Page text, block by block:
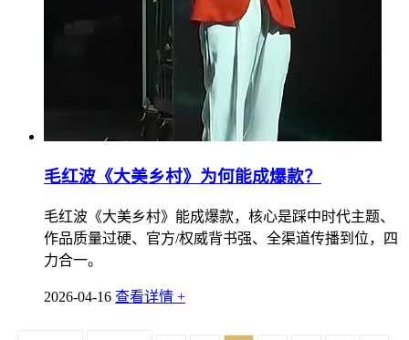
毛红波《大美乡村》为何能成爆款？
毛红波《大美乡村》能成爆款，核心是踩中时代主题、
作品质量过硬、官方/权威背书强、全渠道传播到位，四
力合一。
2026-04-16 查看详情 +